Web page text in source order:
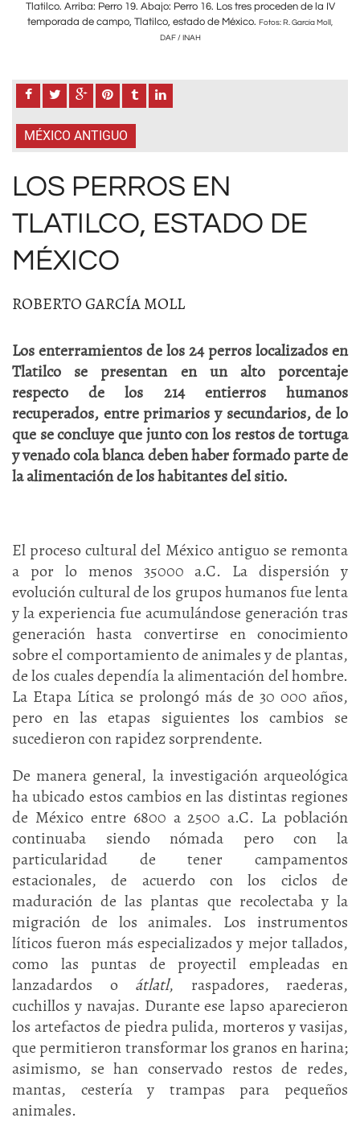
Tlatilco. Arriba: Perro 19. Abajo: Perro 16. Los tres proceden de la IV
temporada de campo, Tlatilco, estado de México. Fotos: R. García Moll,
DAF / INAH
MÉXICO ANTIGUO
LOS PERROS EN
TLATILCO, ESTADO DE
MÉXICO
ROBERTO GARCÍA MOLL
Los enterramientos de los 24 perros localizados en
Tlatilco se presentan en un alto porcentaje
respecto de los 214 entierros humanos
recuperados, entre primarios y secundarios, de lo
que se concluye que junto con los restos de tortuga
y venado cola blanca deben haber formado parte de
la alimentación de los habitantes del sitio.
El proceso cultural del México antiguo se remonta
a por lo menos 35000 a.C. La dispersión y
evolución cultural de los grupos humanos fue lenta
y la experiencia fue acumulándose generación tras
generación hasta convertirse en conocimiento
sobre el comportamiento de animales y de plantas,
de los cuales dependía la alimentación del hombre.
La Etapa Lítica se prolongó más de 30 000 años,
pero en las etapas siguientes los cambios se
sucedieron con rapidez sorprendente.
De manera general, la investigación arqueológica
ha ubicado estos cambios en las distintas regiones
de México entre 6800 a 2500 a.C. La población
continuaba siendo nómada pero con la
particularidad de tener campamentos
estacionales, de acuerdo con los ciclos de
maduración de las plantas que recolectaba y la
migración de los animales. Los instrumentos
líticos fueron más especializados y mejor tallados,
como las puntas de proyectil empleadas en
lanzadardos o átlatl, raspadores, raederas,
cuchillos y navajas. Durante ese lapso aparecieron
los artefactos de piedra pulida, morteros y vasijas,
que permitieron transformar los granos en harina;
asimismo, se han conservado restos de redes,
mantas, cestería y trampas para pequeños
animales.